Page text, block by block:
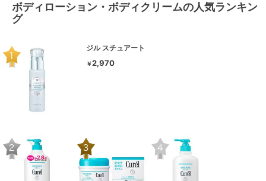
ボディローション・ボディクリームの人気ランキン
グ
ジル スチュアート
￥2,970